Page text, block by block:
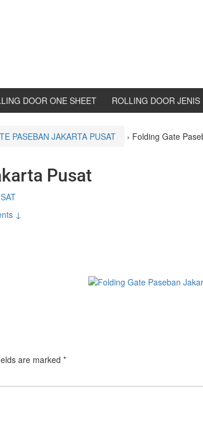
DOOR ONE SHEET ROLLING DOOR JENIS
PASEBAN JAKARTA PUSAT › Folding Gate
Pusat
↓
are marked *